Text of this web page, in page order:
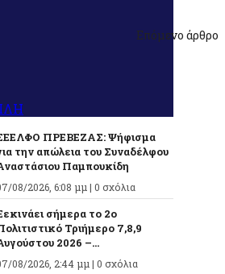
Επόμενο άρθρο
ΠΡΕΒΕΖΑΣ: Ψήφισμα
την απώλεια του Συναδέλφου
Παμπουκίδη
08/2026, 6:08 μμ | 0 σχόλια
σήμερα το 2ο
Τριήμερο 7,8,9
2026 –...
08/2026, 2:44 μμ | 0 σχόλια